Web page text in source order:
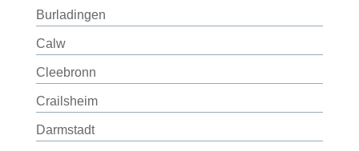
Burladingen
Calw
Cleebronn
Crailsheim
Darmstadt